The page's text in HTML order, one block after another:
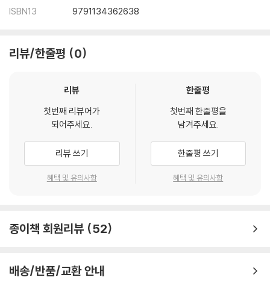
ISBN13
9791134362638
리뷰/한줄평 0
리뷰
첫번째 리뷰어가
되어주세요.
리뷰 쓰기
혜택 및 유의사항
한줄평
첫번째 한줄평을
남겨주세요.
한줄평 쓰기
혜택 및 유의사항
종이책 회원리뷰 52
배송/반품/교환 안내